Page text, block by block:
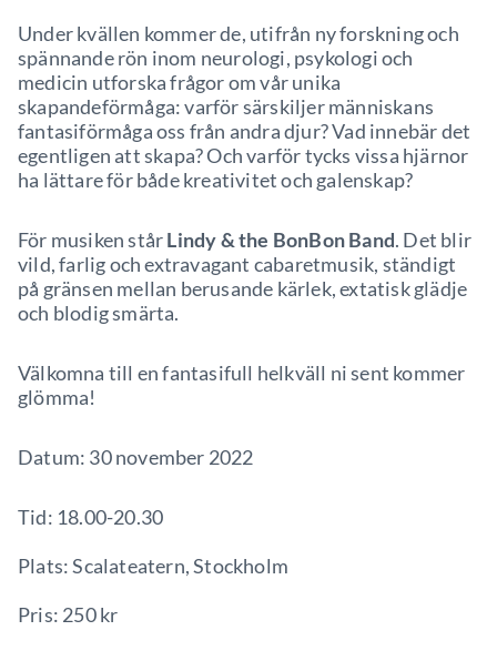
Under kvällen kommer de, utifrån ny forskning och
spännande rön inom neurologi, psykologi och
medicin utforska frågor om vår unika
skapandeförmåga: varför särskiljer människans
fantasiförmåga oss från andra djur? Vad innebär det
egentligen att skapa? Och varför tycks vissa hjärnor
ha lättare för både kreativitet och galenskap?
För musiken stårLindy & the BonBon Band. Det blir
vild, farlig och extravagant cabaretmusik, ständigt
på gränsen mellan berusande kärlek, extatisk glädje
och blodig smärta.
Välkomna till en fantasifull helkväll ni sent kommer
glömma!
Datum: 30 november 2022
Tid: 18.00-20.30
Plats: Scalateatern, Stockholm
Pris: 250 kr